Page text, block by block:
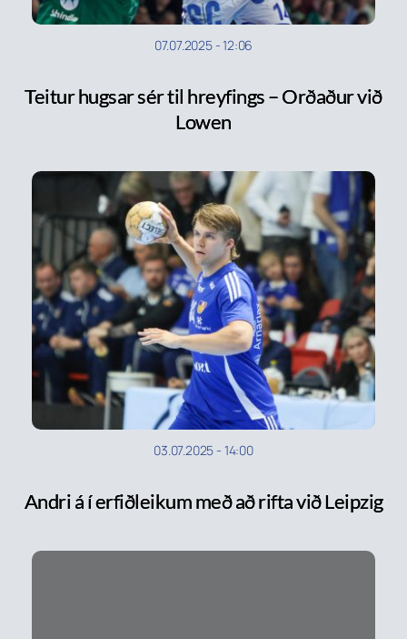
07.07.2025-12:06
Teitur hugsar sér til hreyfings – Orðaður við
Lowen
03.07.2025 - 14:00
Andri á í erfiðleikum með að rifta við Leipzig